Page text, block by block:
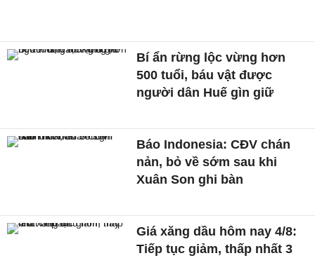
Bí ẩn rừng lộc vừng hơn
500 tuổi, báu vật được
người dân Huế gìn giữ
Báo Indonesia: CĐV chán
nản, bỏ về sớm sau khi
Xuân Son ghi bàn
Giá xăng dầu hôm nay 4/8:
Tiếp tục giảm, thấp nhất 3